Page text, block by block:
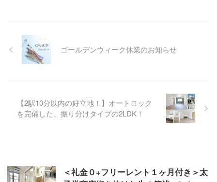
ゴールデンウィーク休業のお知らせ
【2駅10分以内の好立地！】オートロック
を完備した、振り分けタイプの2LDK！
＜礼金０+フリーレント１ヶ月付き＞太